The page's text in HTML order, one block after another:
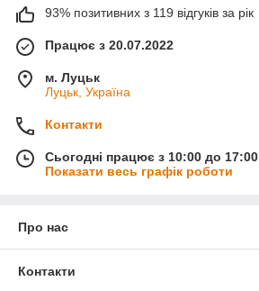
93% позитивних з 119 відгуків за рік
Працює з 20.07.2022
м. Луцьк
Луцьк, Україна
Контакти
Сьогодні працює з 10:00 до 17:00
Показати весь графік роботи
Про нас
Контакти